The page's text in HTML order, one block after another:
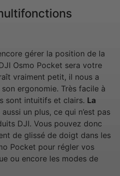
gérer la position de la
Osmo Pocket sera votre
vraiment petit, il nous a
ergonomie. Très facile à
sont intuitifs et clairs. La
aussi un plus, ce qui n’est pas
DJI. Vous pouvez donc
de glissé de doigt dans les
Pocket pour régler vos
ou encore les modes de